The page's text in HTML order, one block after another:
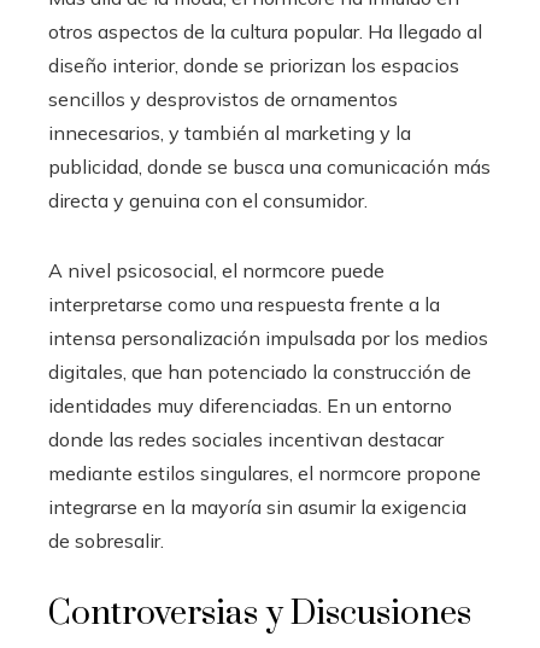
otros aspectos de la cultura popular. Ha llegado al
diseño interior, donde se priorizan los espacios
sencillos y desprovistos de ornamentos
innecesarios, y también al marketing y la
publicidad, donde se busca una comunicación más
directa y genuina con el consumidor.
A nivel psicosocial, el normcore puede
interpretarse como una respuesta frente a la
intensa personalización impulsada por los medios
digitales, que han potenciado la construcción de
identidades muy diferenciadas. En un entorno
donde las redes sociales incentivan destacar
mediante estilos singulares, el normcore propone
integrarse en la mayoría sin asumir la exigencia
de sobresalir.
Controversias y Discusiones